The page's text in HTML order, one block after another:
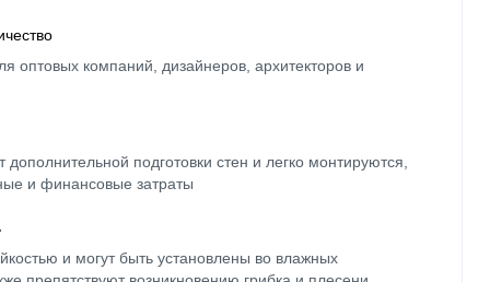
оптовых компаний, дизайнеров, архитекторов и
подготовки стен и легко монтируются,
и финансовые затраты
и могут быть установлены во влажных